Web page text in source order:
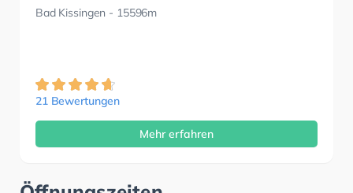
Bad Kissingen - 15596m
21 Bewertungen
Mehr erfahren